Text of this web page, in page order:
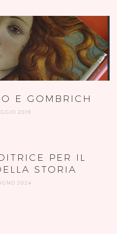
E GOMBRICH
2019
PER IL
STORIA
2024